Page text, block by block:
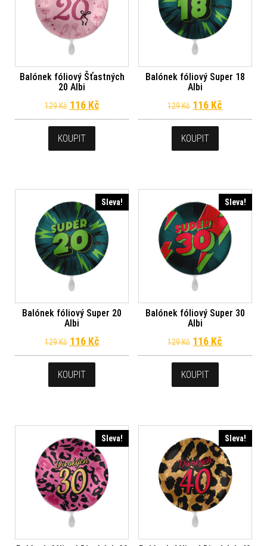
Balónek fóliový Šťastných
20 Albi
129Kč Původní cena byla: 129 Kč.
116 KčAktuální cena je: 116 Kč.
KOUPIT
Balónek fóliový Super 18
Albi
129Kč Původní cena
116 Kč
KOUPIT
Sleva!
Balónek fóliový Super 20
Albi
129Kč Původní cena byla: 129 Kč.
116 KčAktuální cena je: 116 Kč.
KOUPIT
Sleva!
Balónek fóliový Super 30
Albi
129Kč Původní cena
116 Kč
KOUPIT
Sleva! Sleva!